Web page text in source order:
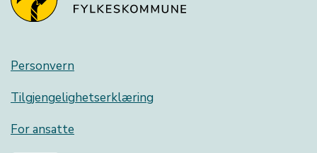
Personvern
Tilgjengelighetserklæring
For ansatte